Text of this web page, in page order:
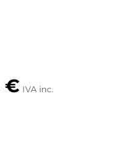
€ IVA inc.